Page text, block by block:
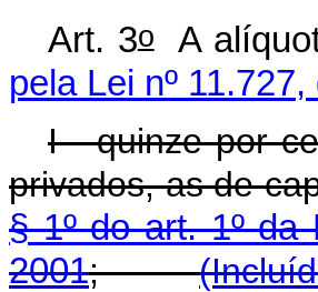
Art. 3oA
pela Lei nº
I - quinze por
privados, as de
§ 1º do art. 1º da
2001;